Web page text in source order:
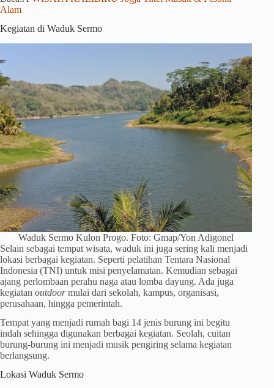
Alam
Kegiatan di Waduk Sermo
Waduk Sermo Kulon Progo. Foto: Gmap/Yon Adigonel
Selain sebagai tempat wisata, waduk ini juga sering kali menjadi
lokasi berbagai kegiatan. Seperti pelatihan Tentara Nasional
Indonesia (TNI) untuk misi penyelamatan. Kemudian sebagai
ajang perlombaan perahu naga atau lomba dayung. Ada juga
kegiatan outdoormulai dari sekolah, kampus, organisasi,
perusahaan, hingga pemerintah.
Tempat yang menjadi rumah bagi 14 jenis burung ini begitu
indah sehingga digunakan berbagai kegiatan. Seolah, cuitan
burung-burung ini menjadi musik pengiring selama kegiatan
berlangsung.
Lokasi Waduk Sermo